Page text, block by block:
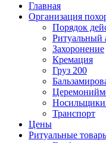
Главная
Организация
Порядок
Ритуальный
Захоронение
Кремация
Груз 200
Носильщики
Транспорт
Цены
Ритуальные